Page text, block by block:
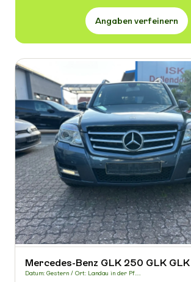
Angaben verfeinern
Wert
4.999 -
29.990 € VB
Erstzulassung
-
Kraftstoffart
-
Kilometerstand in km
-
-
Mercedes-Benz GLK 250 GLK
Datum: Gestern / Ort: Landau in der Pf…